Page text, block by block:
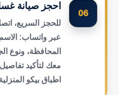
06
احجز صيانة
للحجز السريع،
عبر واتساب:
المحافظة، ونوع
معك لتأكيد
اطباق بيكو